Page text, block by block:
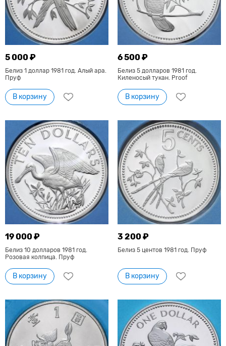
5 000 ₽
Белиз 1 доллар 1981 год. Алый ара.
Пруф
В корзину
6 500 ₽
Белиз 5 долларов 1981 год.
Киленосый тукан. Proof
В корзину
19 000 ₽
Белиз 10 долларов 1981 год.
Розовая колпица. Пруф
В корзину
3 200 ₽
Белиз 5 центов 1981 год. Пруф
В корзину